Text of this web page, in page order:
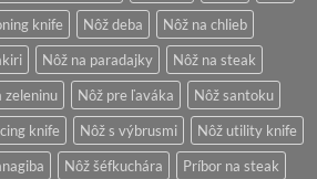
knife
Nôž deba
Nôž na chlieb
Nôž na paradajky
Nôž na steak
zeleninu
Nôž pre ľaváka
Nôž santoku
knife
Nôž s výbrusmi
Nôž utility knife
Nôž šéfkuchára
Príbor na steak